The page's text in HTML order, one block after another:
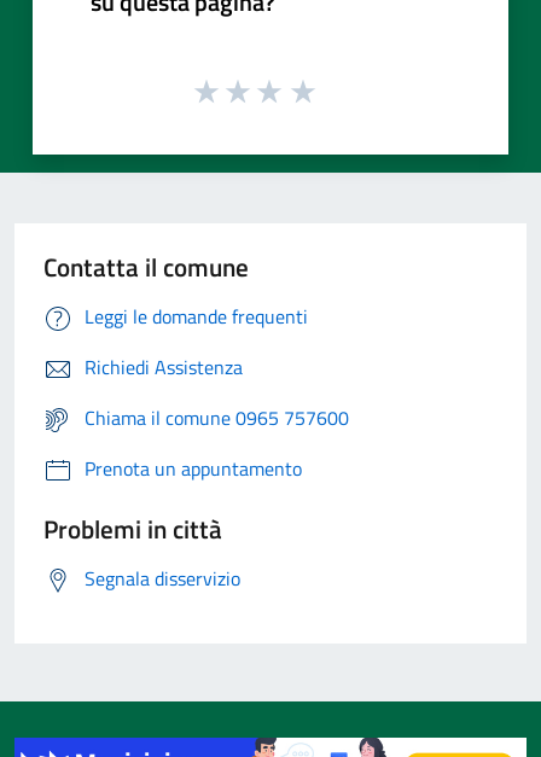
Contatta il comune
Leggi le domande frequenti
Richiedi Assistenza
Chiama il comune 0965 757600
Prenota un appuntamento
Problemi in città
Segnala disservizio